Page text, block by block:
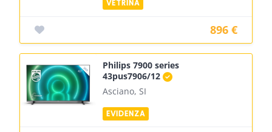
896 €
Philips 7900 series
43pus7906/12
Asciano, SI